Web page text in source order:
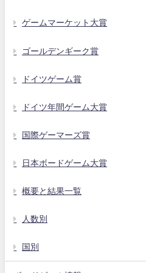
ゲームマーケット大賞
ゴールデンギーク賞
ドイツゲーム賞
ドイツ年間ゲーム大賞
国際ゲーマーズ賞
日本ボードゲーム大賞
概要と結果一覧
人数別
国別